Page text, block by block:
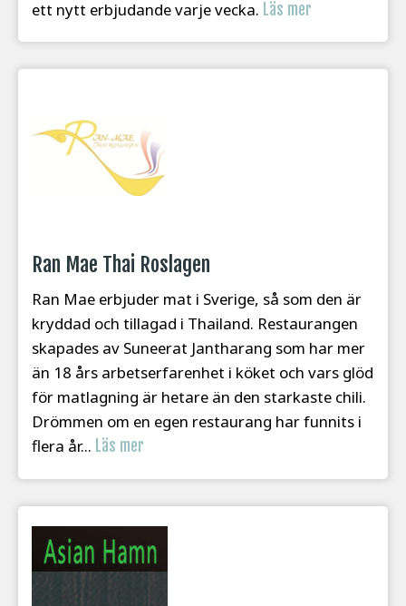
ett nytt erbjudande varje vecka. Läs mer
Ran Mae Thai Roslagen
Ran Mae erbjuder mat i Sverige, så som den är
kryddad och tillagad i Thailand. Restaurangen
skapades av Suneerat Jantharang som har mer
än 18 års arbetserfarenhet i köket och vars glöd
för matlagning är hetare än den starkaste chili.
Drömmen om en egen restaurang har funnits i
flera år... Läs mer